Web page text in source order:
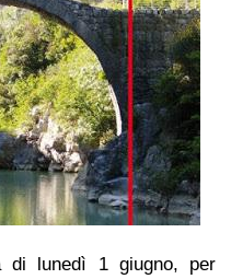
di lunedì 1 giugno, per